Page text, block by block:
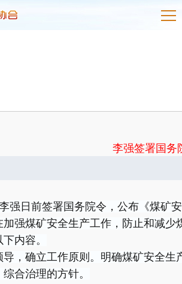
李强签署国务
强日前签署国务院令，公布《煤矿
加强煤矿安全生产工作，防止和减
内容。
，确立工作原则。明确煤矿安全
合治理的方针。